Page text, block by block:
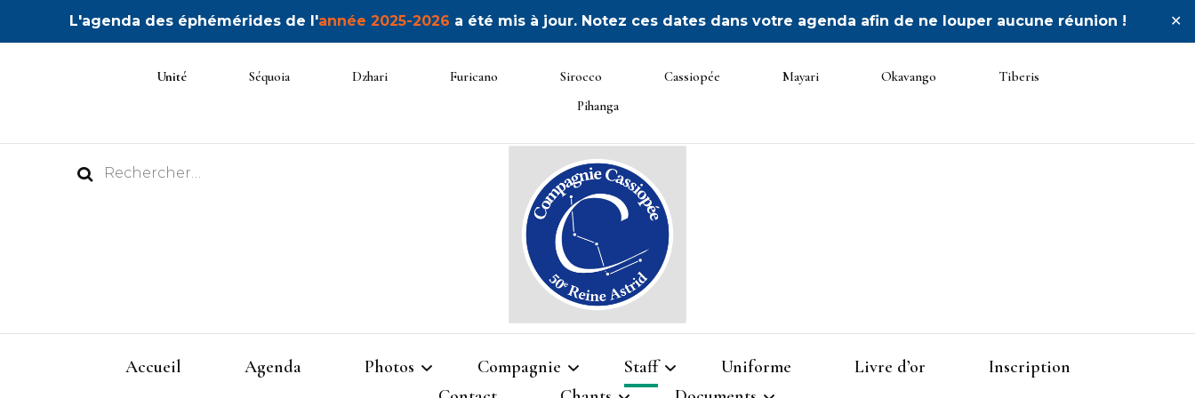
L'agenda des éphémérides de l'année 2025-2026 a été mis à jour. Notez ces dates dans votre agenda afin de ne louper aucune réunion ! ✕
Unité Séquoia Dzhari Furicano Sirocco Cassiopée Mayari Okavango
Tiberis
Pihanga
Rechercher :
Cassiopée
50ème Unité Reine Astrid
Accueil Agenda Photos Compagnie Staff Uniforme Livre d’or
Inscription